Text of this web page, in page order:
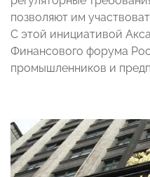
позволяют им
С этой инициативой
Финансового форума
промышленников и